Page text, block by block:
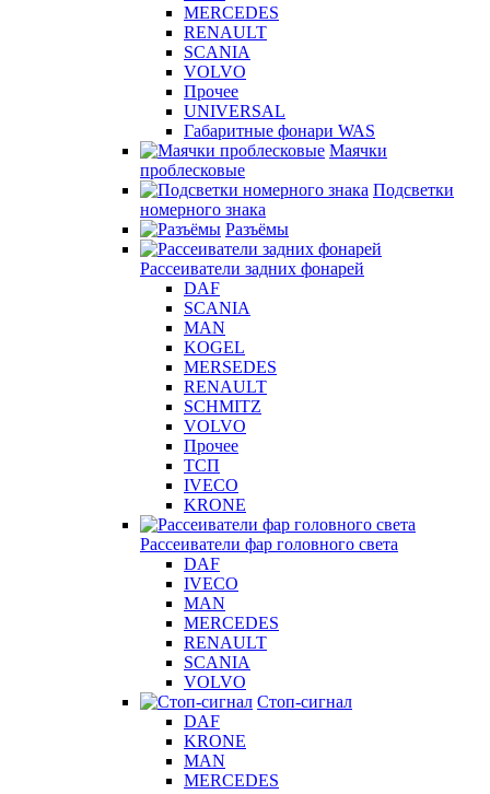
MERCEDES
RENAULT
SCANIA
VOLVO
Прочее
UNIVERSAL
Габаритные фонари WAS
Маячки
проблесковые
Подсветки
номерного знака
Разъёмы
Рассеиватели задних фонарей
DAF
SCANIA
MAN
KOGEL
MERSEDES
RENAULT
SCHMITZ
VOLVO
Прочее
ТСП
IVECO
KRONE
Рассеиватели фар головного света
DAF
IVECO
MAN
MERCEDES
RENAULT
SCANIA
VOLVO
Стоп-сигнал
DAF
KRONE
MAN
MERCEDES